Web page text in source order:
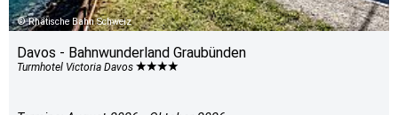
Rhätische Bahn Schweiz
Davos - Bahnwunderland Graubünden
Turmhotel Victoria Davos